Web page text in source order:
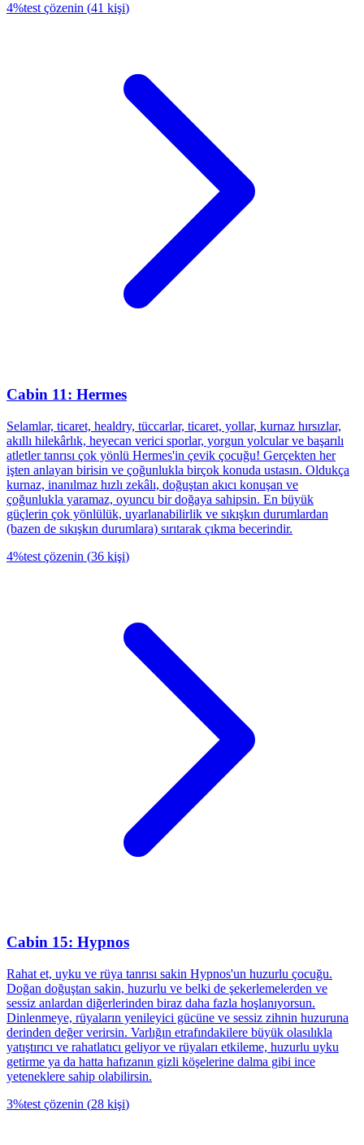
4%test çözenin (41 kişi)
Cabin 11: Hermes
Selamlar, ticaret, healdry, tüccarlar, ticaret, yollar, kurnaz hırsızlar,
akıllı hilekârlık, heyecan verici sporlar, yorgun yolcular ve başarılı
atletler tanrısı çok yönlü Hermes'in çevik çocuğu! Gerçekten her
işten anlayan birisin ve çoğunlukla birçok konuda ustasın. Oldukça
kurnaz, inanılmaz hızlı zekâlı, doğuştan akıcı konuşan ve
çoğunlukla yaramaz, oyuncu bir doğaya sahipsin. En büyük
güçlerin çok yönlülük, uyarlanabilirlik ve sıkışkın durumlardan
(bazen de sıkışkın durumlara) sırıtarak çıkma becerindir.
4%test çözenin (36 kişi)
Cabin 15: Hypnos
Rahat et, uyku ve rüya tanrısı sakin Hypnos'un huzurlu çocuğu.
Doğan doğuştan sakin, huzurlu ve belki de şekerlemelerden ve
sessiz anlardan diğerlerinden biraz daha fazla hoşlanıyorsun.
Dinlenmeye, rüyaların yenileyici gücüne ve sessiz zihnin huzuruna
derinden değer verirsin. Varlığın etrafındakilere büyük olasılıkla
yatıştırıcı ve rahatlatıcı geliyor ve rüyaları etkileme, huzurlu uyku
getirme ya da hatta hafızanın gizli köşelerine dalma gibi ince
yeteneklere sahip olabilirsin.
3%test çözenin (28 kişi)